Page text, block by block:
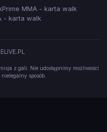
Prime MMA - karta walk
- karta walk
z gali. Nie udostępnimy możliwości
sposób.